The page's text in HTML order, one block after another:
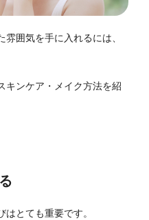
囲気を手に入れるには、
キンケア・メイク方法を紹
とても重要です。